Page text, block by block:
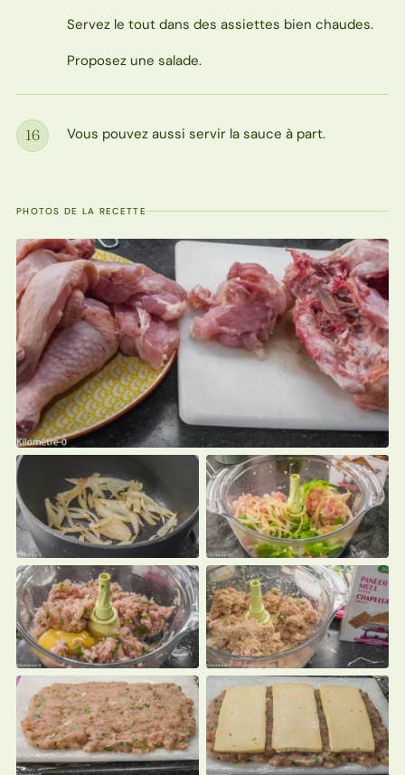
Servez le tout dans des assiettes bien chaudes.
Proposez une salade.
Étape
16 Vous pouvez aussi servir la sauce à part.
PHOTOS DE LA RECETTE